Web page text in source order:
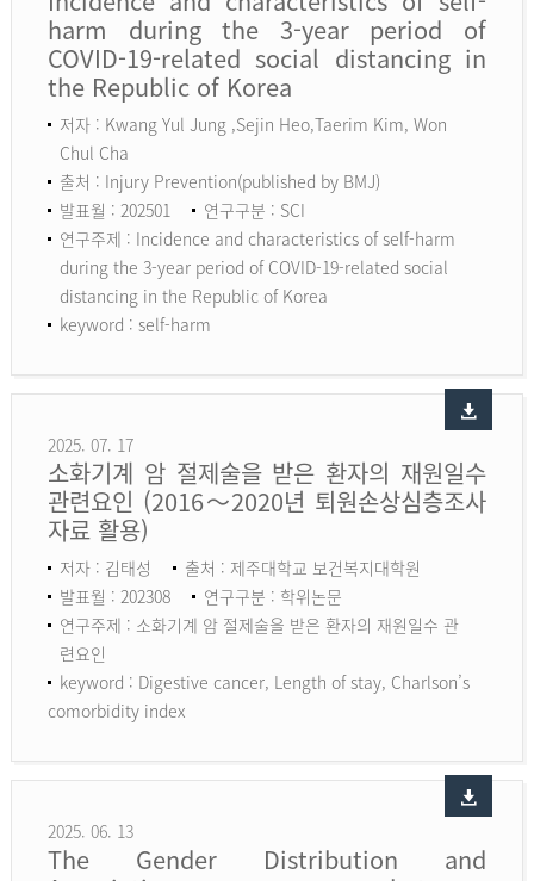
harm during the 3-year period of
COVID-19-related social distancing in
the Republic of Korea
저자 : Kwang Yul Jung ,Sejin Heo,Taerim Kim, Won
Chul Cha
출처 : Injury Prevention(published by BMJ)
발표월 : 202501
연구구분 : SCI
연구주제 : Incidence and characteristics of self-harm
during the 3-year period of COVID-19-related social
distancing in the Republic of Korea
keyword : self-harm
2025. 07. 17
소화기계 암 절제술을 받은 환자의 재원일수
관련요인 (2016～2020년 퇴원손상심층조사
자료 활용)
저자 : 김태성
출처 : 제주대학교 보건복지대학원
발표월 : 202308
연구구분 : 학위논문
연구주제 : 소화기계 암 절제술을 받은 환자의 재원일수 관
련요인
keyword : Digestive cancer, Length of stay, Charlson’s
comorbidity index
2025. 06. 13
The Gender Distribution and